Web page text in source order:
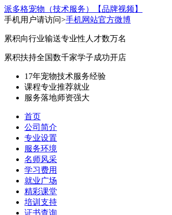
派多格宠物（技术服务）
【品牌视频】
手机用户请访问>手机网站官方微博
累积向行业输送专业性人才数万名
累积扶持全国数千家学子成功开店
17年宠物技术服务经验
课程专业推荐就业
服务落地师资强大
首页
公司简介
专业设置
服务环境
名师风采
学习费用
就业广场
精彩课堂
培训支持
证书查询